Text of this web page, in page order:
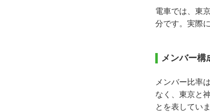
電車では、東
分です。実際
メンバー構
メンバー比率
なく、東京と
とを表していま